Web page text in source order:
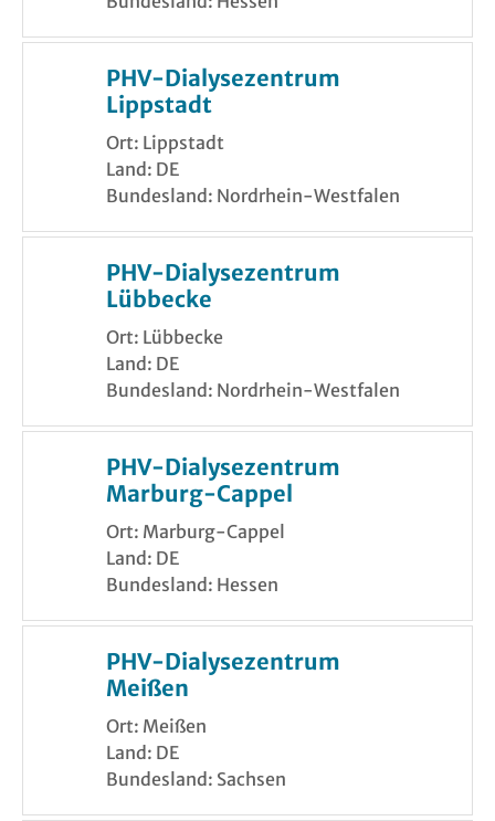
PHV-Dialysezentrum
Lippstadt
Ort: Lippstadt
Land: DE
Bundesland: Nordrhein-Westfalen
PHV-Dialysezentrum
Lübbecke
Ort: Lübbecke
Land: DE
Bundesland: Nordrhein-Westfalen
PHV-Dialysezentrum
Marburg-Cappel
Ort: Marburg-Cappel
Land: DE
Bundesland: Hessen
PHV-Dialysezentrum
Meißen
Ort: Meißen
Land: DE
Bundesland: Sachsen